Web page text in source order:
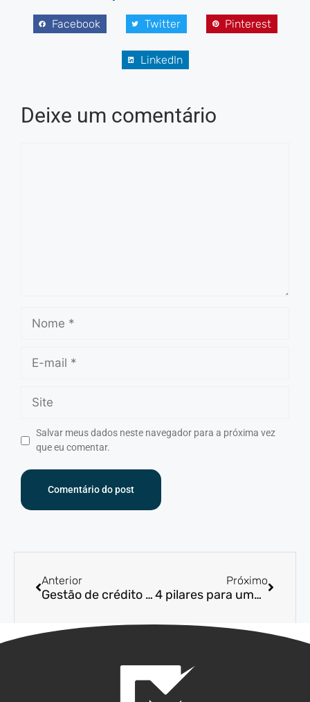
Facebook Twitter Pinterest
LinkedIn
Deixe um comentário
Salvar meus dados neste navegador para a próxima vez
que eu comentar.
Anterior
Gestão de crédito e cobrança: dicas para reduzir riscos e a inadimplência
Próximo
4 pilares para uma gestão financeira eficiente